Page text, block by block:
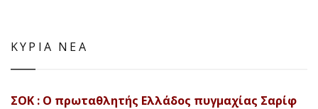
ΚΥΡΙΑ ΝΕΑ
ΣΟΚ : Ο πρωταθλητής Ελλάδος πυγμαχίας Σαρίφ